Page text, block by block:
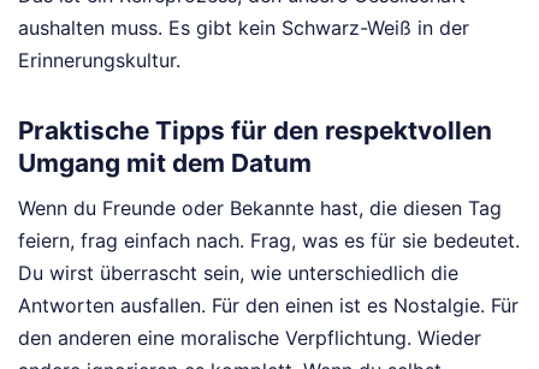
aushalten muss. Es gibt kein Schwarz-Weiß in der
Erinnerungskultur.
Praktische Tipps für den respektvollen
Umgang mit dem Datum
Wenn du Freunde oder Bekannte hast, die diesen Tag
feiern, frag einfach nach. Frag, was es für sie bedeutet.
Du wirst überrascht sein, wie unterschiedlich die
Antworten ausfallen. Für den einen ist es Nostalgie. Für
den anderen eine moralische Verpflichtung. Wieder